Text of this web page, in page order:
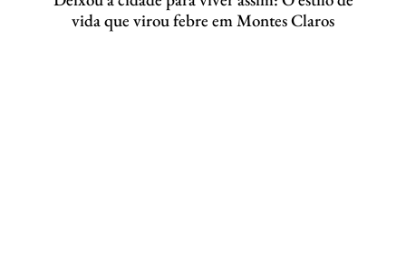
vida que virou febre em Montes Claros